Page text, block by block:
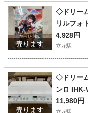
兵庫 尼崎市 立花駅
売ります
◇ドリー
リルフォ
対象商品】
4,928円
立花駅
兵庫 尼崎市 立花駅
売ります
◇ドリー
ンロ IHK-
品】
11,980円
立花駅